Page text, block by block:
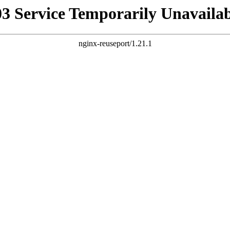
Service Temporarily
nginx-reuseport/1.21.1